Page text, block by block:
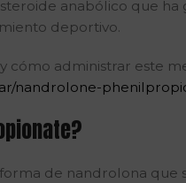
anabólico que
deportivo.
cómo administrar este
nandrolone-
de nandrolona